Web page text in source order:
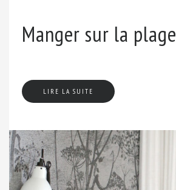
Manger sur la plage
LIRE LA SUITE